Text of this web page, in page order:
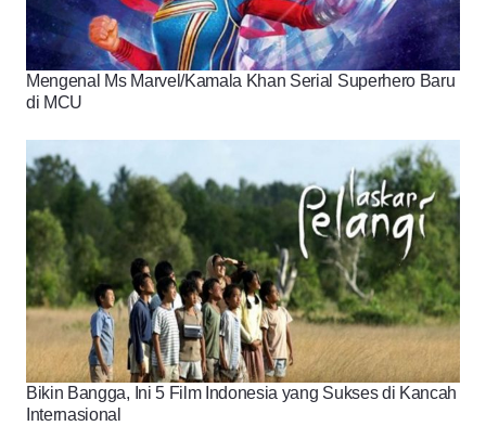
Mengenal Ms Marvel/Kamala Khan Serial Superhero Baru
di MCU
Bikin Bangga, Ini 5 Film Indonesia yang Sukses di Kancah
Internasional